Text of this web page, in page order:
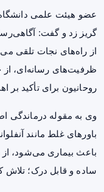
عضو هیئت علمی
گریز زد و گفت:
از راه‌های نجات تلقی
ظرفیت‌های رسانه‌ای،
روحانیون برای تأکید بر
وی به مقوله درماندگی
باورهای غلط مانند
باعث بیماری می‌شود،
ساده و قابل درک؛ تلاش